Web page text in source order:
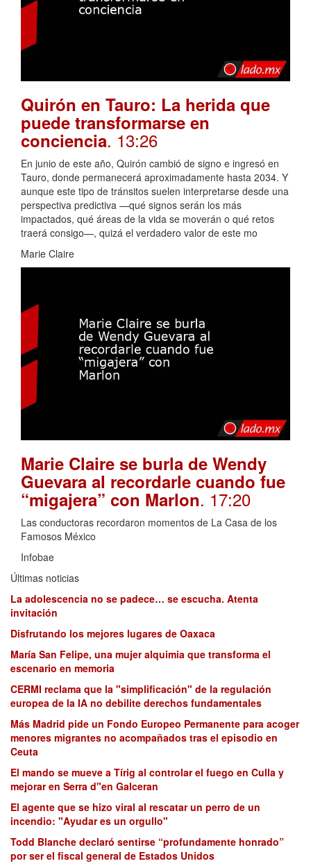
Quirón en Tauro: La herida que
puede transformarse en
conciencia. 13:26
En junio de este año, Quirón cambió de signo e ingresó en
Tauro, donde permanecerá aproximadamente hasta 2034. Y
aunque este tipo de tránsitos suelen interpretarse desde una
perspectiva predictiva —qué signos serán los más
impactados, qué áreas de la vida se moverán o qué retos
traerá consigo—, quizá el verdadero valor de este mo
Marie Claire
Marie Claire se burla de Wendy
Guevara al recordarle cuando fue
“migajera” con Marlon. 17:20
Las conductoras recordaron momentos de La Casa de los
Famosos México
Infobae
Últimas noticias
La adolescencia no se padece… se escucha. Atenta
invitación
Disfrutando los mejores lugares de Oaxaca
María San Felipe, una mujer alquimia que transforma el
escenario en memoria
CERMI reclama que la "simplificación" de la regulación
europea de la IA no debilite derechos fundamentales
Más Madrid pide un Fondo Europeo Permanente para acoger
menores migrantes no acompañados tras el episodio en
Ceuta
El mando se mueve a Tírig al controlar el fuego en Culla y
mejorar en Serra d"en Galceran
El agente que se hizo viral al rescatar un perro de un
incendio: "Ayudar es un orgullo"
Todd Blanche declaró sentirse “profundamente honrado”
por ser el fiscal general de Estados Unidos